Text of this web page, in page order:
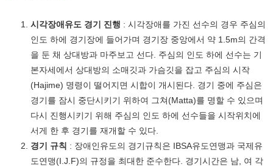
시각장애유도 경기 진행 : 시각장애를 가진 선수의 경우 주심의
인도 하에 경기장에 들어가며 경기장 중앙에서 약 1.5m의 간격
을 둔 채 상대방과 마주보고 선다. 주심의 인도 하에 선수는 기
본자세에서 상대방의 소매깃과 가슴깃을 잡고 주심의 시작
(Hajime) 명령이 떨어지면 시합이 개시된다. 경기 중에 주심은
경기를 잠시 중단시키기 위하여 그쳐(Matta)를 명할 수 있으며
다시 진행시키기 위해 주심의 인도 하에 선수들을 시작위치에
서게 한 후 경기를 재개할 수 있다.
경기 규칙 : 장애인유도의 경기규칙은 IBSA유도연맹과 국제유
도연맹(I.J.F)의 규정을 최대한 준수한다. 경기시간은 남, 여 각